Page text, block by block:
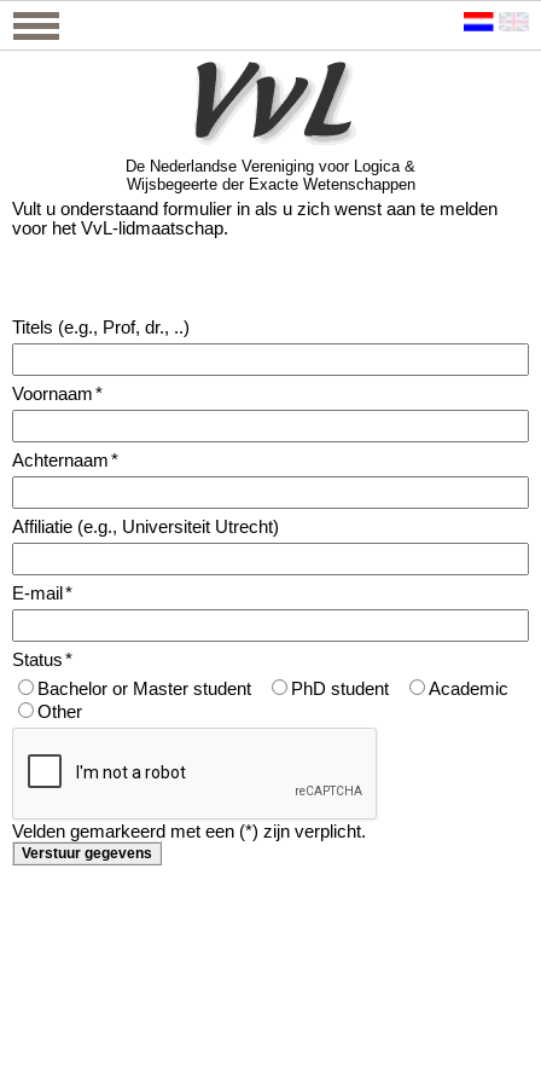
De Nederlandse Vereniging voor Logica &
Wijsbegeerte der Exacte Wetenschappen
De Nederlandse Vereniging voor Logica &
Wijsbegeerte der Exacte Wetenschappen
Vult u onderstaand formulier in als u zich wenst aan te melden
voor het VvL-lidmaatschap.
Titels (e.g., Prof, dr., ..)
Voornaam*
Achternaam*
Affiliatie (e.g., Universiteit Utrecht)
E-mail *
Status*
Bachelor or Master student
PhD student
Academic
Other
Velden gemarkeerd met een (*) zijn verplicht.